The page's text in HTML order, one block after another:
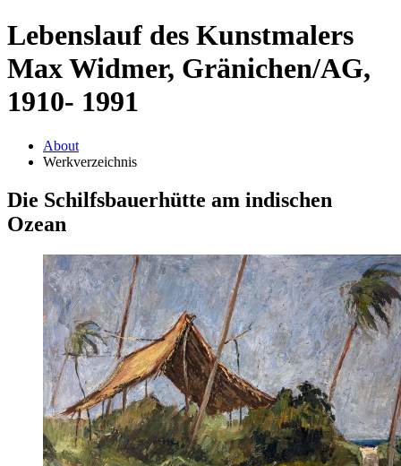
Lebenslauf des Kunstmalers
Max Widmer, Gränichen/AG,
1910- 1991
About
Werkverzeichnis
Die Schilfsbauerhütte am indischen
Ozean